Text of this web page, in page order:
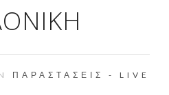
ΠΑΡΑΣΤΆΣΕΙΣ - LIVE